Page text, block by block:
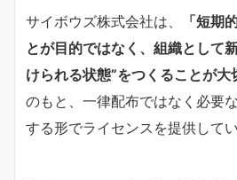
サイボウズ株式会社は、
「短期
とが目的ではなく、組織として
けられる状態”をつくることが大
のもと、一律配布ではなく必要
する形でライセンスを提供してい